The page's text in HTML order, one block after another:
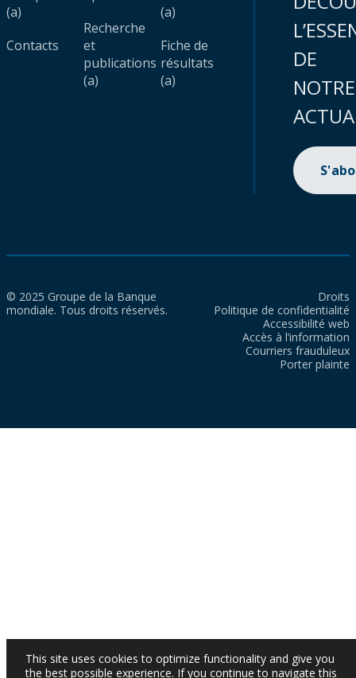
(a)
Contacts
Recherche
et
publications
(a)
(a)
Fiche de
résultats
(a)
DE
NOTRE
© 2025 Groupe de la Banque
mondiale. Tous droits réservés.
Droits
Politique de confidentialité
Accessibilité web
Accès à l’information
Courriers frauduleux
Porter plainte
This site uses cookies to optimize functionality and give you
the best possible experience. If you continue to navigate this